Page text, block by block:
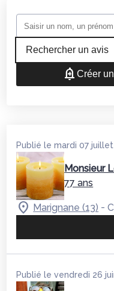
Rechercher un avis
Créer
Publié le mardi 07
Monsieur
77 ans
Marignane (13) -
Publié le vendredi 26